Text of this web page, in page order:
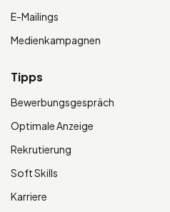
E-Mailings
Medienkampagnen
Tipps
Bewerbungsgespräch
Optimale Anzeige
Rekrutierung
Soft Skills
Karriere